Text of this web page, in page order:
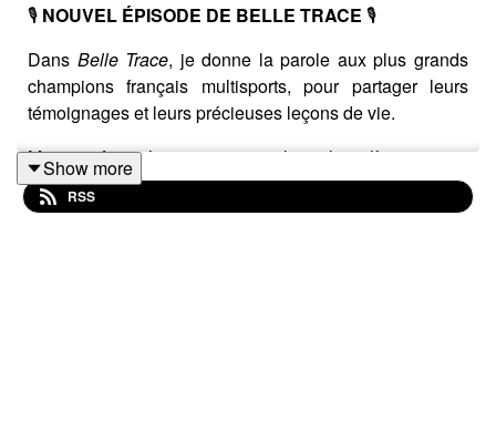
🎙️ NOUVEL ÉPISODE DE BELLE TRACE 🎙️
Dans Belle Trace, je donne la parole aux plus grands
champions français multisports, pour partager leurs
témoignages et leurs précieuses leçons de vie.
Mais parfois, j’aime aussi explorer la relève… cette
jeune génération qui réinvente la préparation et la
performance.
Show more
RSS